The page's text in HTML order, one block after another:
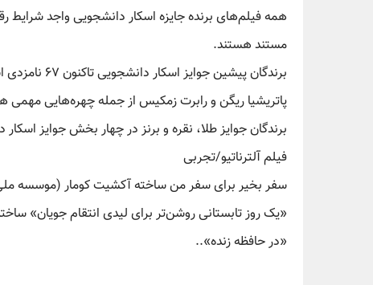
مستند هستند.
پاتریشیا ریگن و رابرت زمکیس از جمله چهره‌هایی
برندگان جوایز طلا، نقره و برنز در چهار بخش جوایز
فیلم آلترناتیو/تجربی
سفر بخیر برای سفر من ساخته آکشیت کومار (موسسه
«یک روز تابستانی روشن‌تر برای لیدی انتقام جویان»
«در حافظه زنده»..